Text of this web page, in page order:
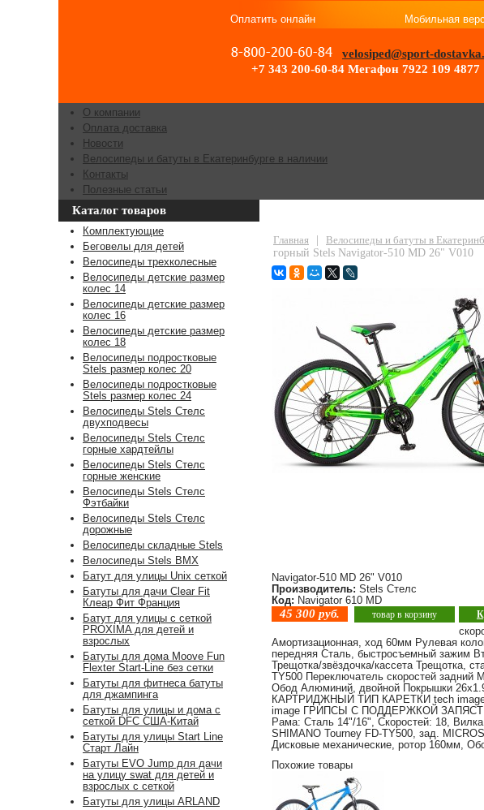
Оплатить онлайн Мобильная
velosiped@sport-
+7 343 200-60-84 Мегафон 7922 109 4877
О компании
Оплата доставка
Новости
Велосипеды и батуты в Екатеринбурге в наличии
Контакты
Полезные статьи
Главная Велосипеды и батуты в
горный Stels Navigator-510 MD 26" V010
Navigator-510 MD 26" V010
Производитель: Stels Стелс
Код: Navigator 610 MD
45 300 руб. товар в корзину
Амортизационная, ход 60мм Рулевая
передняя Сталь, быстросъемный зажим
Трещотка/звёздочка/кассета Трещотка,
TY500 Переключатель скоростей задний
Обод Алюминий, двойной Покрышки
КАРТРИДЖНЫЙ ТИП КАРЕТКИ tech
image ГРИПСЫ С ПОДДЕРЖКОЙ
Рама: Сталь 14"/16", Скоростей: 18,
SHIMANO Tourney FD-TY500, зад.
Дисковые механические, ротор 160мм,
Похожие товары
Каталог товаров
Комплектующие
Беговелы для детей
Велосипеды трехколесные
Велосипеды детские размер
колес 14
Велосипеды детские размер
колес 16
Велосипеды детские размер
колес 18
Велосипеды подростковые
Stels размер колес 20
Велосипеды подростковые
Stels размер колес 24
Велосипеды Stels Стелс
двухподвесы
Велосипеды Stels Стелс
горные хардтейлы
Велосипеды Stels Стелс
горные женские
Велосипеды Stels Стелс
Фэтбайки
Велосипеды Stels Стелс
дорожные
Велосипеды складные Stels
Велосипеды Stels BMX
Батут для улицы Unix сеткой
Батуты для дачи Clear Fit
Клеар Фит Франция
Батут для улицы с сеткой
PROXIMA для детей и
взрослых
Батуты для дома Moove Fun
Flexter Start-Line без сетки
Батуты для фитнеса батуты
для джампинга
Батуты для улицы и дома с
сеткой DFC США-Китай
Батуты для улицы Start Line
Старт Лайн
Батуты EVO Jump для дачи
на улицу swat для детей и
взрослых с сеткой
Батуты для улицы ARLAND